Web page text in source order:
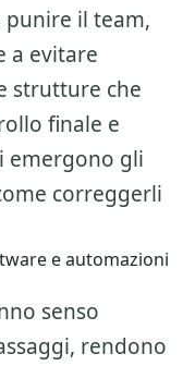
il team,
a evitare
strutture che
finale e
emergono gli
correggerli
e automazioni
senso
rendono